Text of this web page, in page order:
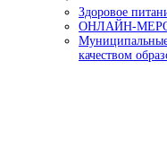
Здоровое
ОНЛАЙН-
качеством